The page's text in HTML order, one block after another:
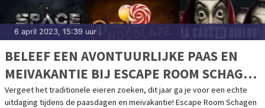
6 april 2023, 15:39 uur
BELEEF EEN AVONTUURLIJKE PAAS EN
MEIVAKANTIE BIJ ESCAPE ROOM SCHAGEN
& CITY ADVENTURES!
Vergeet het traditionele eieren zoeken, dit jaar ga je voor een echte
uitdaging tijdens de paasdagen en meivakantie! Escape Room Schagen